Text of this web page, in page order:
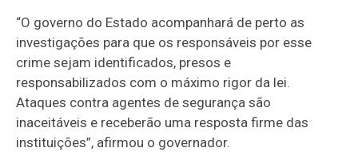
“O governo do Estado acompanhará de perto as
investigações para que os responsáveis por esse
crime sejam identificados, presos e
responsabilizados com o máximo rigor da lei.
Ataques contra agentes de segurança são
inaceitáveis e receberão uma resposta firme das
instituições”, afirmou o governador.